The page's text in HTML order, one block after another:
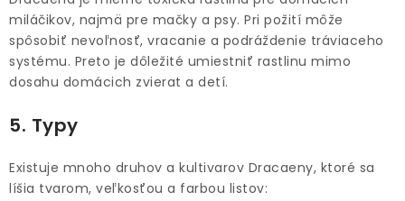
miláčikov, najmä pre mačky a psy. Pri požití môže
spôsobiť nevoľnosť, vracanie a podráždenie tráviaceho
systému. Preto je dôležité umiestniť rastlinu mimo
dosahu domácich zvierat a detí.
5. Typy
Existuje mnoho druhov a kultivarov Dracaeny, ktoré sa
líšia tvarom, veľkosťou a farbou listov: